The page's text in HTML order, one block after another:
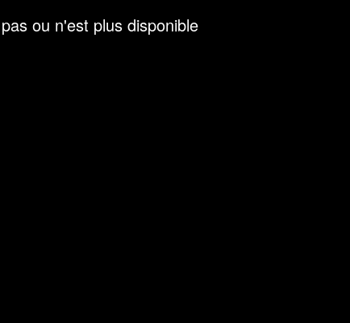
ou n'est plus disponible